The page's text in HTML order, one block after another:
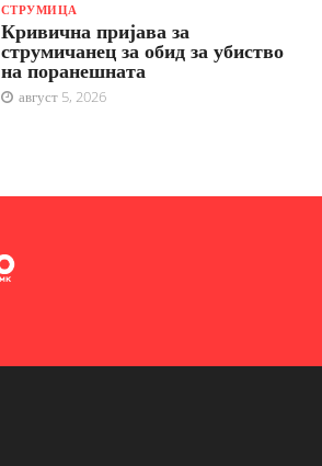
СТРУМИЦА
Кривична пријава за
струмичанец за обид за убиство
на поранешната
август 5, 2026